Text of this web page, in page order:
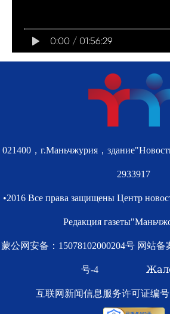
0:00 / 01:56:29
021400，г.Маньчжурия，
2933917
•2016 Все права защищены Центр
Редакция
蒙公网安备：15078102000204号 网站备
号-4
互联网新闻信息服务许可证编号